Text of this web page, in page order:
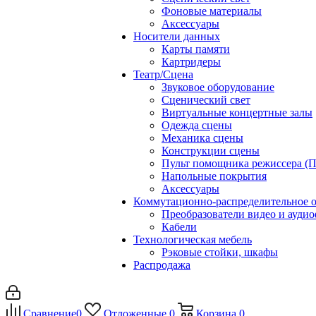
Фоновые материалы
Аксессуары
Носители данных
Карты памяти
Картридеры
Театр/Сцена
Звуковое оборудование
Сценический свет
Виртуальные концертные залы
Одежда сцены
Механика сцены
Конструкции сцены
Пульт помощника режиссера
Напольные покрытия
Аксессуары
Коммутационно-распределительное
Преобразователи видео и
Кабели
Технологическая мебель
Рэковые стойки, шкафы
Распродажа
Сравнение0 Отложенные 0 Корзина 0